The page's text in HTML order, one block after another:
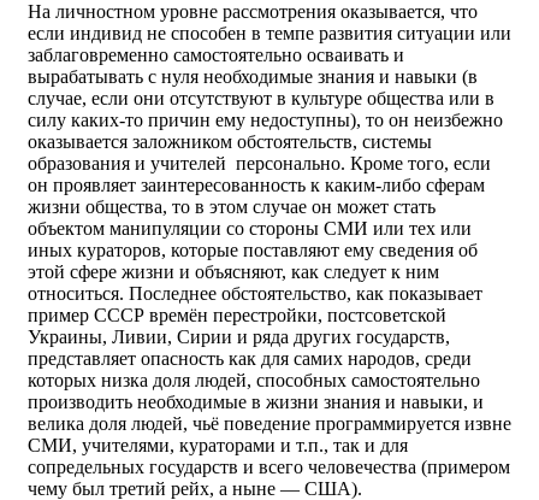
На личностном уровне рассмотрения оказывается, что
если индивид не способен в темпе развития ситуации или
заблаговременно самостоятельно осваивать и
вырабатывать с нуля необходимые знания и навыки (в
случае, если они отсутствуют в культуре общества или в
силу каких-то причин ему недоступны), то он неизбежно
оказывается заложником обстоятельств, системы
образования и учителей персонально. Кроме того, если
он проявляет заинтересованность к каким-либо сферам
жизни общества, то в этом случае он может стать
объектом манипуляции со стороны СМИ или тех или
иных кураторов, которые поставляют ему сведения об
этой сфере жизни и объясняют, как следует к ним
относиться. Последнее обстоятельство, как показывает
пример СССР времён перестройки, постсоветской
Украины, Ливии, Сирии и ряда других государств,
представляет опасность как для самих народов, среди
которых низка доля людей, способных самостоятельно
производить необходимые в жизни знания и навыки, и
велика доля людей, чьё поведение программируется извне
СМИ, учителями, кураторами и т.п., так и для
сопредельных государств и всего человечества (примером
чему был третий рейх, а ныне — США).